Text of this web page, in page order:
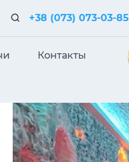
+38 (073) 073-03-85
Контакты